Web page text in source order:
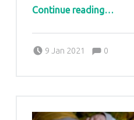
Continue reading“Cousins’Globe des créations pour les Minis Gazouillis …”
…
9 Jan 2021
Pascale G&-BdC-WKF
Comments:0